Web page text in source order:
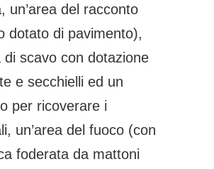
un’area del racconto
dotato di pavimento),
di scavo con dotazione
e secchielli ed un
per ricoverare i
un’area del fuoco (con
foderata da mattoni